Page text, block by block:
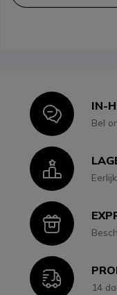
IconIN-
Bel
Icon
Icon
Icon14